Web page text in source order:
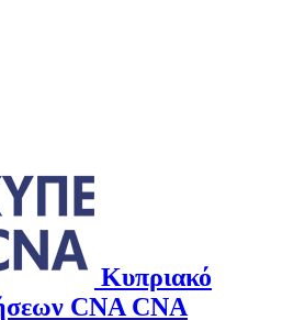
Κυπριακό
CNA CNA